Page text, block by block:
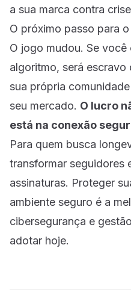
a sua marca contra
O próximo passo para
O jogo mudou. Se
algoritmo, será escravo
sua própria
seu mercado. O lucro
está na conexão
Para quem busca
transformar seguidores
assinaturas. Proteger
ambiente seguro é a
cibersegurança e
adotar hoje.